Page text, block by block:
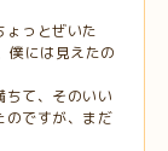
ょっとぜいた
僕には見えたの
ちて、そのいい
のですが、まだ